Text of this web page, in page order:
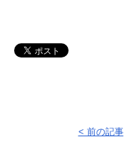
< 前の記事